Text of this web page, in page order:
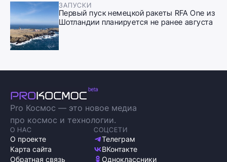
ЗАПУСКИ
Первый пуск немецкой ракеты RFA One из
Шотландии планируется не ранее августа
Pro Космос — это новое медиа
про космос и технологии.
О НАС
О проекте
Карта сайта
Обратная связь
СОЦСЕТИ
Телеграм
ВКонтакте
Одноклассники